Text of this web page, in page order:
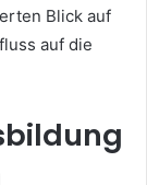
Blick auf
auf die